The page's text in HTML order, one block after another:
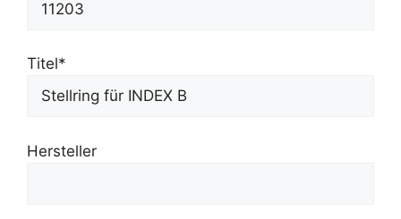
Titel*
Hersteller